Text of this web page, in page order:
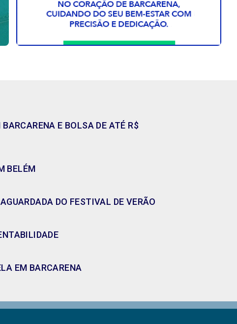
E BOLSA DE ATÉ R$
BELÉM
DO FESTIVAL DE VERÃO
EM BARCARENA